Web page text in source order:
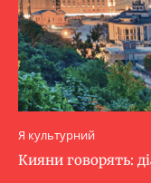
Я культурний
Кияни говорять: